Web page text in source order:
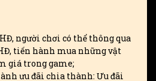
người chơi có thể thông qua
tiến hành mua những vật
giá trong game;
ưu đãi chia thành: Ưu đãi